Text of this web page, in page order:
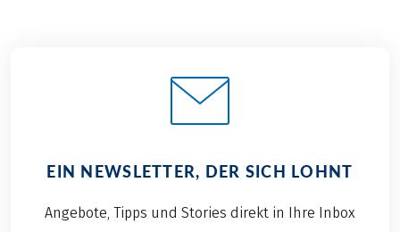
EIN NEWSLETTER, DER SICH LOHNT
Angebote, Tipps und Stories direkt in Ihre Inbox